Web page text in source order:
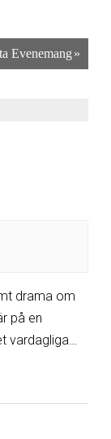
Evenemang »
drama om
på en
vardagliga…